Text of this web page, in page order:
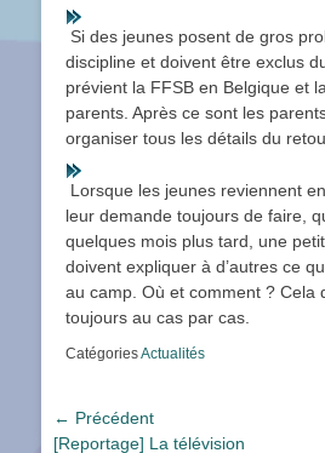
Si des jeunes posent de gros
discipline et doivent être exclus
prévient la FFSB en Belgique et
parents. Après ce sont les
organiser tous les détails du
Lorsque les jeunes reviennent
leur demande toujours de faire,
quelques mois plus tard, une
doivent expliquer à d’autres ce
au camp. Où et comment ? Cela
toujours au cas par cas.
CatégoriesActualités
Navigation
← Précédent
Article
[Reportage] La télévision